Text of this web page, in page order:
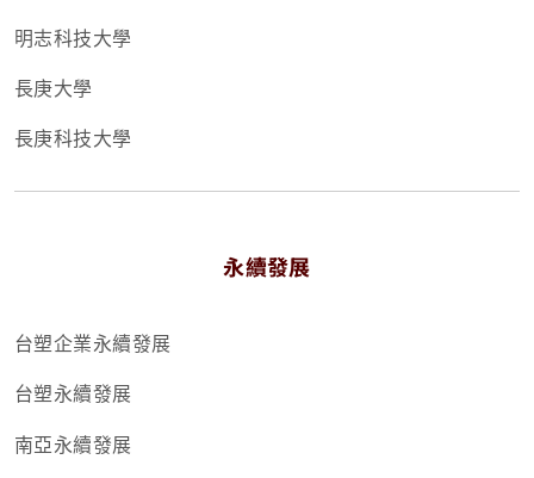
明志科技大學
長庚大學
長庚科技大學
永續發展
台塑企業永續發展
台塑永續發展
南亞永續發展